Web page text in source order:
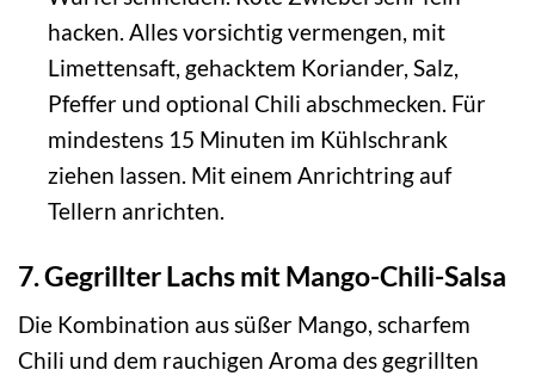
hacken. Alles vorsichtig vermengen, mit
Limettensaft, gehacktem Koriander, Salz,
Pfeffer und optional Chili abschmecken. Für
mindestens 15 Minuten im Kühlschrank
ziehen lassen. Mit einem Anrichtring auf
Tellern anrichten.
7. Gegrillter Lachs mit Mango-Chili-Salsa
Die Kombination aus süßer Mango, scharfem
Chili und dem rauchigen Aroma des gegrillten